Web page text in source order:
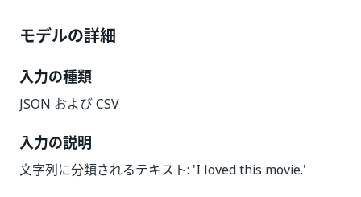
モデルの詳細
入力の種類
JSON および CSV
入力の説明
文字列に分類されるテキスト: 'I loved this movie.'